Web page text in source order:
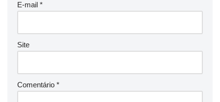
E-mail *
Site
Comentário *